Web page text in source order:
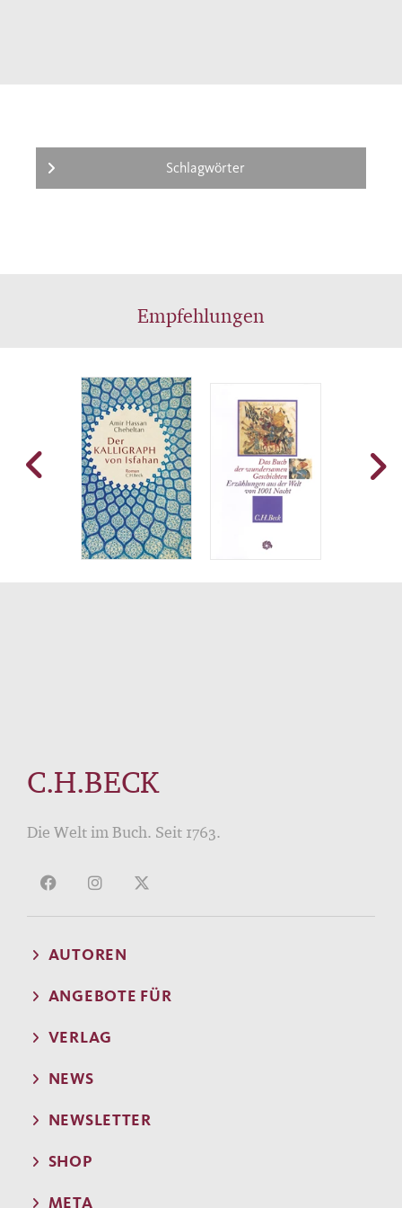
Schlagwörter
Empfehlungen
C.H.BECK
Die Welt im Buch. Seit 1763.
AUTOREN
ANGEBOTE FÜR
VERLAG
NEWS
NEWSLETTER
SHOP
META